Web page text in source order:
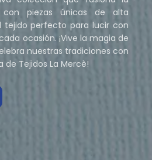
con piezas únicas de alta
tejido perfecto para lucir con
ocasión. ¡Vive la magia de
nuestras tradiciones con
de Tejidos La Mercè!